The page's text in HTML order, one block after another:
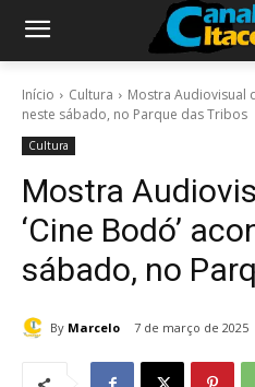
Início Cultura
Mostra Audiovisual
neste sábado, no Parque das Tribos
Cultura
Mostra
‘Cine Bodó’
sábado, no
By Marcelo 7 de março de 2025